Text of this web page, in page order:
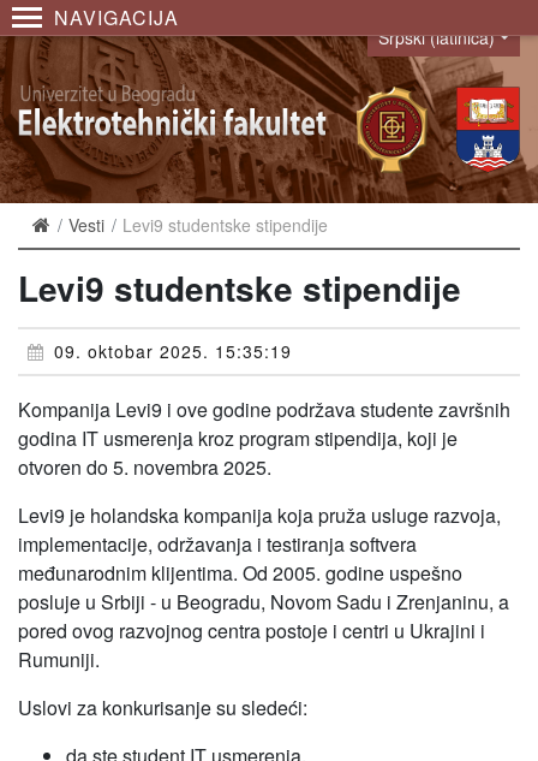
NAVIGACIJA
Language
Srpski (latinica)
Vesti Levi9 studentske stipendije
Levi9 studentske stipendije
09. oktobar 2025. 15:35:19
Kompanija Levi9 i ove godine podržava studente završnih
godina IT usmerenja kroz program stipendija, koji je
otvoren do 5. novembra 2025.
Levi9 je holandska kompanija koja pruža usluge razvoja,
implementacije, održavanja i testiranja softvera
međunarodnim klijentima. Od 2005. godine uspešno
posluje u Srbiji - u Beogradu, Novom Sadu i Zrenjaninu, a
pored ovog razvojnog centra postoje i centri u Ukrajini i
Rumuniji.
Uslovi za konkurisanje su sledeći: